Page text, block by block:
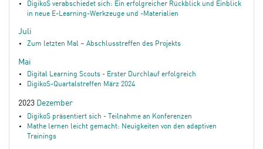
DigikoS verabschiedet sich: Ein erfolgreicher Rückblick und Einblick
in neue E-Learning-Werkzeuge und -Materialien
Juli
Zum letzten Mal – Abschlusstreffen des Projekts
Mai
Digital Learning Scouts - Erster Durchlauf erfolgreich
DigikoS-Quartalstreffen März 2024
2023 Dezember
DigikoS präsentiert sich - Teilnahme an Konferenzen
Mathe lernen leicht gemacht: Neuigkeiten von den adaptiven
Trainings